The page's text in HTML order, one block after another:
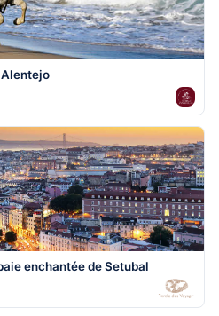
enchantée de Setubal